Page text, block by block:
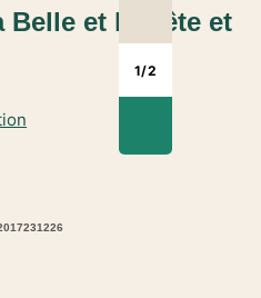
1/2
et la Bête et